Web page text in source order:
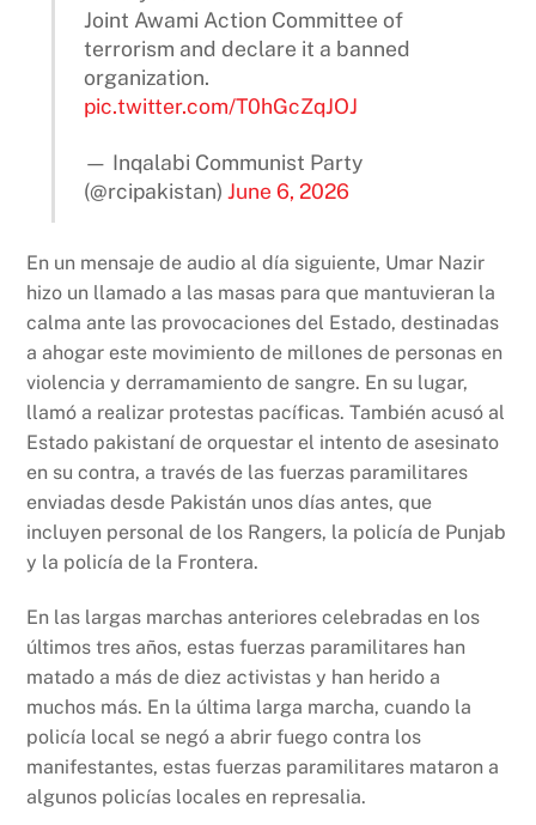
Joint Awami Action Committee of
terrorism and declare it a banned
organization.
pic.twitter.com/T0hGcZqJOJ
— Inqalabi Communist Party
(@rcipakistan)June 6, 2026
En un mensaje de audio al día siguiente, Umar Nazir
hizo un llamado a las masas para que mantuvieran la
calma ante las provocaciones del Estado, destinadas
a ahogar este movimiento de millones de personas en
violencia y derramamiento de sangre. En su lugar,
llamó a realizar protestas pacíficas. También acusó al
Estado pakistaní de orquestar el intento de asesinato
en su contra, a través de las fuerzas paramilitares
enviadas desde Pakistán unos días antes, que
incluyen personal de los Rangers, la policía de Punjab
y la policía de la Frontera.
En las largas marchas anteriores celebradas en los
últimos tres años, estas fuerzas paramilitares han
matado a más de diez activistas y han herido a
muchos más. En la última larga marcha, cuando la
policía local se negó a abrir fuego contra los
manifestantes, estas fuerzas paramilitares mataron a
algunos policías locales en represalia.